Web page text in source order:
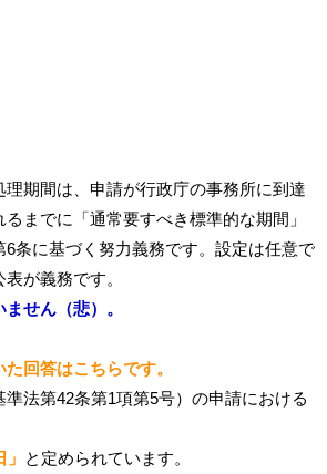
期間は、申請が行政庁の事務所に到達
までに「通常要すべき標準的な期間」
6条に基づく努力義務です。設定は任意で
が義務です。
せん（悲）。
回答はこちらです。
法第42条第1項第5号）の申請における
と定められています。